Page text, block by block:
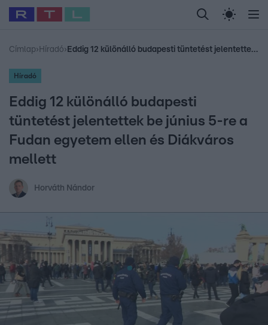
Legfrissebb RTL Híradó Randi Celeb vagyok,
Babits Marcella Most Wanted Gallusz
Címlap› Híradó› Eddig 12 különálló budapesti tüntetést jelentettek be június 5-re a Fudan egyetem ellen és Diákváros mellett
Híradó
Eddig 12 különálló budapesti
tüntetést jelentettek be június 5-re a
Fudan egyetem ellen és Diákváros
mellett
Horváth Nándor